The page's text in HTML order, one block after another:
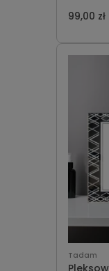
99,00 zł
Tadam